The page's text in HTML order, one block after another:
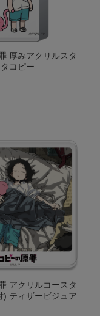
厚みアクリルスタ
コピー
アクリルコースタ
) ティザービジュア